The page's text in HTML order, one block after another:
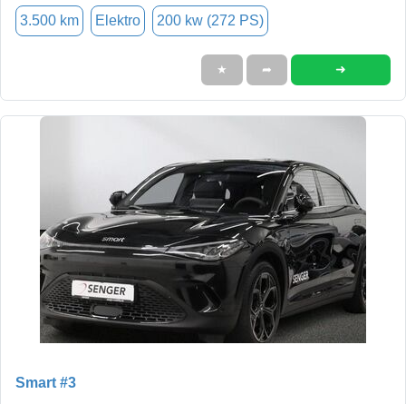
3.500 km Elektro 200 kw (272 PS)
★ ➦ ➜
Smart #3